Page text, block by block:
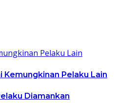
Kemungkinan Pelaku Lain
Diamankan